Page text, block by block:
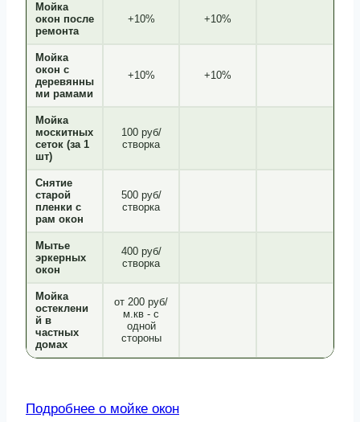
Мойка
окон после
ремонта
+10% +10%
Мойка
окон с
деревянны
ми рамами
+10% +10%
Мойка
москитных
сеток (за 1
шт)
100 руб/
створка
Снятие
старой
пленки с
рам окон
500 руб/
створка
Мытье
эркерных
окон
400 руб/
створка
Мойка
остеклени
й в
частных
домах
от 200 руб/
м.кв - с
одной
стороны
Подробнее о мойке окон